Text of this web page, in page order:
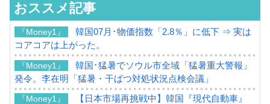
おススメ記事
『Money1』
韓国07月･物価指数「2.8％」に低下 ⇒ 実は
コアコアは上がった。
『Money1』
韓国･猛暑でソウル市全域「猛暑重大警報」
発令。李在明「猛暑・干ばつ対処状況点検会議」
『Money1』
【日本市場再挑戦中】韓国『現代自動車』